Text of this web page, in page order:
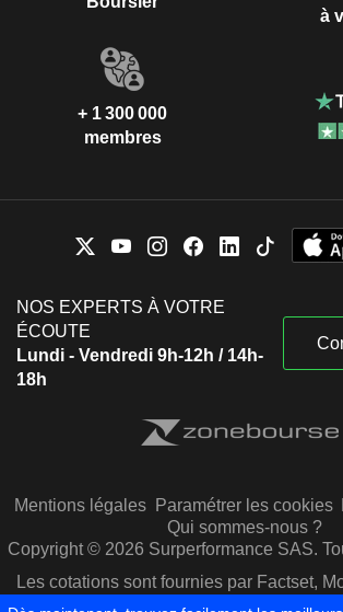
à
+ 1 300 000
membres
NOS EXPERTS À VOTRE
ÉCOUTE
Lundi - Vendredi 9h-12h / 14h-
18h
Mentions légales Paramétrer les cookies
Qui sommes-nous ?
Copyright © 2026 Surperformance SAS.
Les cotations sont fournies par Factset,
Capital IQ